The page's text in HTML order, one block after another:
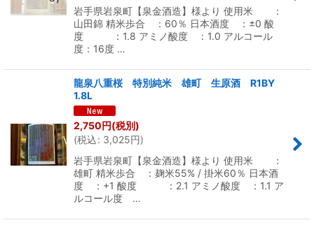
並び順
岩手県岩泉町【泉金酒造】様より 使用米 ：
山田錦 精米歩合 ：60％ 日本酒度 ：±0 酸
度 ：1.8 アミノ酸度 ：1.0 アルコール
度：16度 …
龍泉八重桜 特別純米 雄町 生原酒 R1BY
1.8L
2,750円(税別)
(税込: 3,025円)
岩手県岩泉町【泉金酒造】様より 使用米 ：
雄町 精米歩合 ：麹米55% / 掛米60％ 日本酒
度 ：+1 酸度 ：2.1 アミノ酸度 ：1.1 ア
ルコール度 …